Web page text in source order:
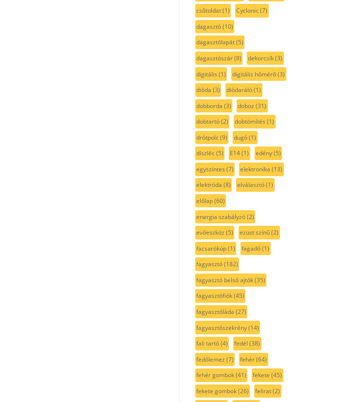
csőtoldat(1) Cyclonic(7)
dagasztó(10)
dagasztólapát(5)
dagasztószár(8) dekorcsík(3)
digitális (1) digitális hőmérő(3)
dióda (3) diódaráló(1)
dobborda (3) doboz (31)
dobtartó(2) dobtömítés (1)
drótpolc(9) dugó(1)
díszléc(5) E14(1) edény(5)
egyszintes (7) elektronika (13)
elektróda (8) elválasztó(1)
előlap(60)
energia szabályzó(2)
evőeszköz (5) ezüst színű(2)
facsarókúp(1) fagadó(1)
fagyasztó(182)
fagyasztó belső ajtók(35)
fagyasztófiók(45)
fagyasztóláda (27)
fagyasztószekrény(14)
fali tartó(4) fedél (38)
fedőlemez (7) fehér(64)
fehér gombok(41) fekete (45)
fekete gombok(26) felirat(2)